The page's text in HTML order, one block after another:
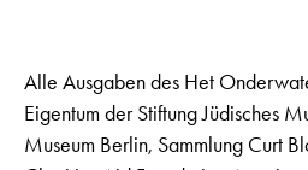
Alle Ausgaben des Het
Eigentum der Stiftung Jüdisches
Museum Berlin, Sammlung Curt